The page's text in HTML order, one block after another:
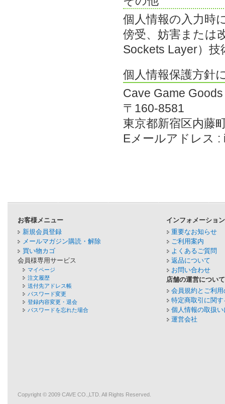
個人情報の入力時
傍受、妨害または
Sockets Layer）
個人情報保護方針
Cave Game
〒160-8581
東京都新宿区内藤
Eメールアドレス :
お客様メニュー
新規会員登録
メールマガジン購読・解除
買い物カゴ
会員様専用サービス
マイページ
注文履歴
送付先アドレス帳
パスワード変更
登録内容変更・退会
パスワードを忘れた場合
インフォメーション
重要なお知らせ
ご利用案内
よくあるご質問
返品について
お問い合わせ
店舗の運営について
会員規約とご利
特定商取引に関
個人情報の取扱
運営会社
Copyright © 2009 CAVE CO.,LTD. All Rights Reserved.